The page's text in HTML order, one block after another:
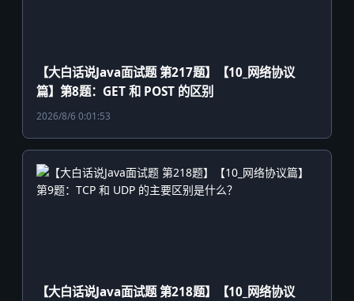
【大白话说Java面试题 第217题】【10_网络协议
篇】第8题：GET 和 POST 的区别
2026/8/6 0:01:53
【大白话说Java面试题 第218题】【10_网络协议